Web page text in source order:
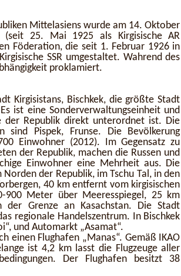
Mittelasiens wurde am 14. Oktober
(seit 25. Mai 1925 als Kirgisische AR
Föderation, die seit 1. Februar 1926 in
SSR umgestaltet. Wahrend des
proklamiert.
Kirgisistans, Bischkek, die größte Stadt
ist eine Sonderverwaltungseinheit und
der Republik direkt unterordnet ist. Die
sind Pispek, Frunse. Die Bevölkerung
Einwohner (2012). Im Gegensatz zu
der Republik, machen die Russen und
Einwohner eine Mehrheit aus. Die
der Republik, im Tschu Tal, in den
40 km entfernt vom kirgisischen
900 Meter über Meeresspiegel, 25 km
der Grenze an Kasachstan. Die Stadt
regionale Handelszentrum. In Bischkek
und Automarkt „Asamat“.
einen Flughafen „Manas“. Gemäß IKAO
ist 4,2 km lasst die Flugzeuge aller
Der Flughafen besitzt 38